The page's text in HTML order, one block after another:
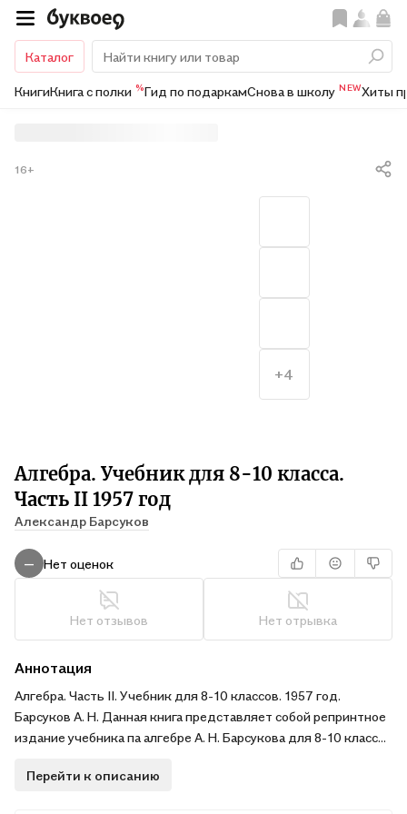
Каталог
КнигиКнига с полки %Гид по подаркамСнова в школу NEWХиты
Алгебра. Учебник для 8-10 класса.
Часть II 1957 год
Александр Барсуков
16+
— Нет оценок
Нет отзывов Нет отрывка
+4
Аннотация
Алгебра. Часть II. Учебник для 8-10 классов. 1957 год.
Барсуков А. Н. Данная книга представляет собой репринтное
издание учебника па алгебре А. Н. Барсукова для 8-10 классов
объясняет новый материал, даёт необходимые определения,
Перейти к описанию